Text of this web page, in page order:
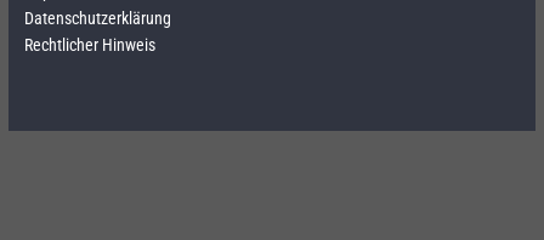
Datenschutzerklärung
Rechtlicher Hinweis